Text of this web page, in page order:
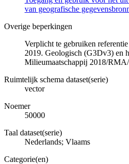
van geografische
Overige beperkingen
Verplicht te gebruiken
2019. Geologisch (G3Dv3) en
Milieumaatschappij 2018/
Ruimtelijk schema dataset(serie)
vector
Noemer
50000
Taal dataset(serie)
Nederlands; Vlaams
Categorie(en)